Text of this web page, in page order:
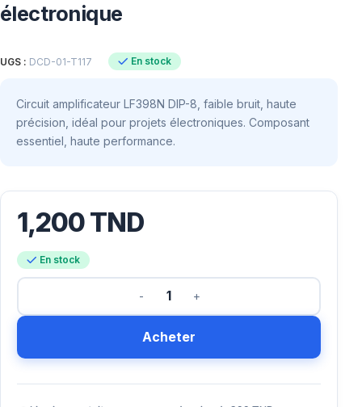
électronique
UGS : DCD-01-T117 En stock
Circuit amplificateur LF398N DIP-8, faible bruit, haute
précision, idéal pour projets électroniques. Composant
essentiel, haute performance.
1,200TND
En stock
Acheter